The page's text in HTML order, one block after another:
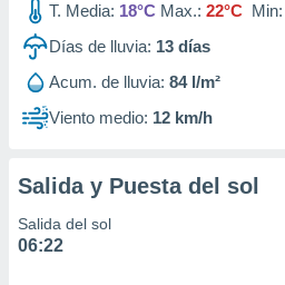
T. Media: 18°C Max.: 22°C Min:
Días de lluvia: 13 días
Acum. de lluvia: 84 l/m²
Viento medio: 12 km/h
Salida y Puesta del sol
Salida del sol
06:22